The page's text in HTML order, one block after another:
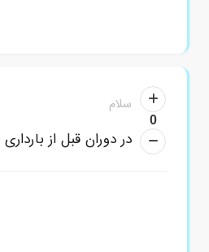
0
سلام
در دوران قبل از بارداری